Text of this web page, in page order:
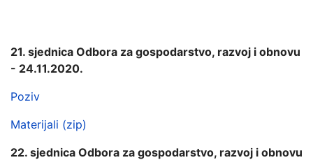
21. sjednica Odbora za gospodarstvo, razvoj i obnovu
- 24.11.2020.
Poziv
Materijali (zip)
22. sjednica Odbora za gospodarstvo, razvoj i obnovu